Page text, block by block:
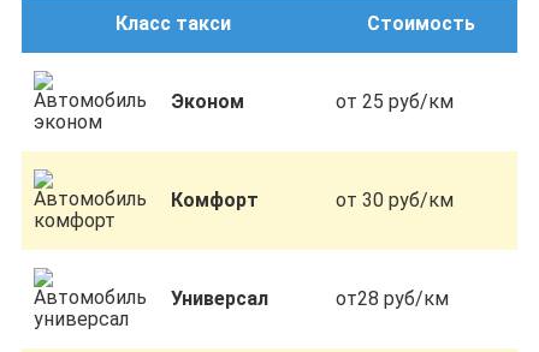
Класс такси Стоимость
Эконом от 25 руб/км
Комфорт от 30 руб/км
Универсал от28 руб/км